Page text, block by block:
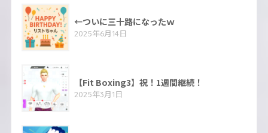
←ついに三十路になったｗ
2025年6月14日
【Fit Boxing3】祝！1週間継続！
2025年3月1日